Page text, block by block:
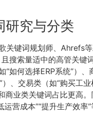
研究与分类
关键词规划师、Ahrefs
搜索量适中的高管关键
“如何选择ERP系统”）、
）、交易类（如“购买工
商业类关键词占比更高
运营成本”“提升生产效率”